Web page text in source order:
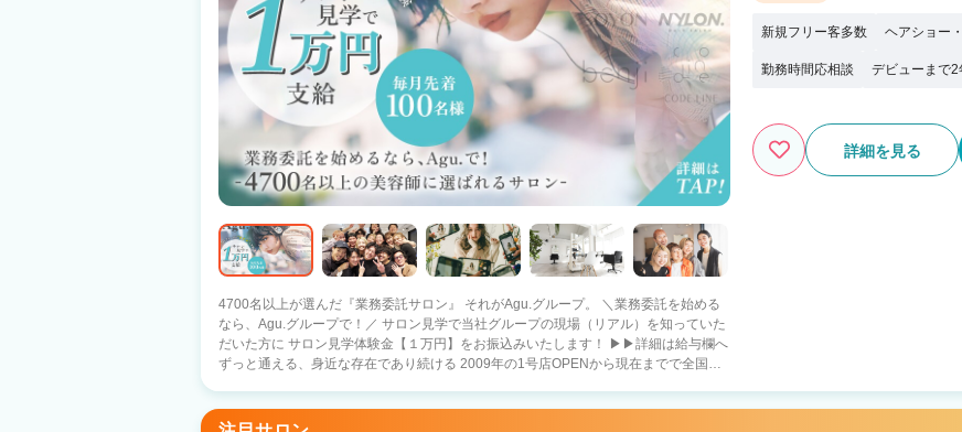
4700名以上が選んだ『業務委託サロン』 それがAgu.グループ。 ＼業務委託を始める
なら、Agu.グループで！／ サロン見学で当社グループの現場（リアル）を知っていた
だいた方に サロン見学体験金【１万円】をお振込みいたします！ ▶▶詳細は給与欄へ
ずっと通える、身近な存在であり続ける 2009年の1号店OPENから現在までで全国
もの予定に合わせて早上がり 仕事と家庭のバランスを重視 －休日重視・趣味に没頭－
新規フリー客多数 ヘアショー
勤務時間応相談 デビューまで2
詳細を見る